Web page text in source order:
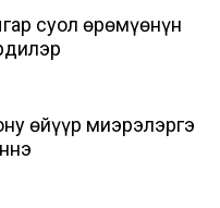
суол өрөмүөнүн
өйүүр миэрэлэргэ